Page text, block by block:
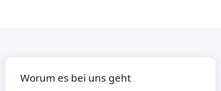
Worum es bei uns geht